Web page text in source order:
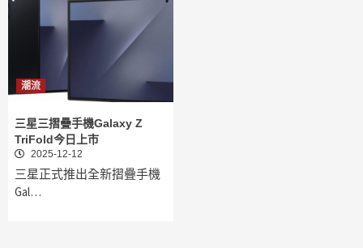
潮流
三星三摺疊手機Galaxy Z
TriFold今日上市
2025-12-12
三星正式推出全新摺疊手機
Gal…